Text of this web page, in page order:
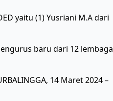
yaitu (1) Yusriani M.A dari
baru dari 12 lembaga
14 Maret 2024 –